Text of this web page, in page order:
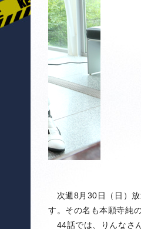
次週8月30日（日）放
す。その名も本願寺純
44話では、りんなさ